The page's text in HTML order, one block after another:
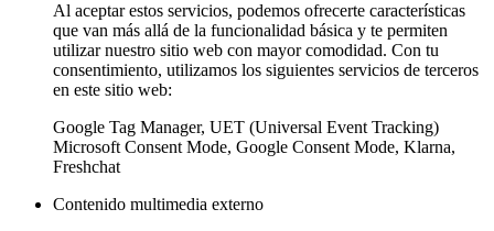
Al aceptar estos servicios, podemos ofrecerte características
que van más allá de la funcionalidad básica y te permiten
utilizar nuestro sitio web con mayor comodidad. Con tu
consentimiento, utilizamos los siguientes servicios de terceros
en este sitio web:
Google Tag Manager, UET (Universal Event Tracking)
Microsoft Consent Mode, Google Consent Mode, Klarna,
Freshchat
Contenido multimedia externo